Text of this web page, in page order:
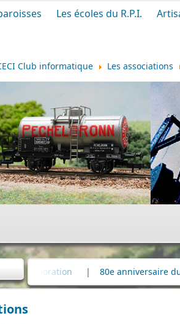
Les écoles du R.P.I.
Club informatique Les associations
80e anniversaire du bombardement